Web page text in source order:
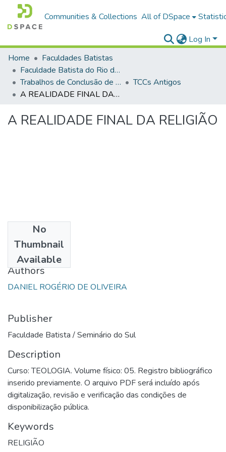
Communities & Collections All of DSpace
Log In
Home
Faculdades Batistas
Faculdade Batista do Rio de Janeiro (FABAT-RJ)
Trabalhos de Conclusão de Curso (TCC)
TCCs Antigos
A REALIDADE FINAL DA RELIGIÃO
A REALIDADE FINAL DA RELIGIÃO
No
Thumbnail
Available
1995
Authors
DANIEL ROGÉRIO DE OLIVEIRA
Publisher
Faculdade Batista / Seminário do Sul
Description
Curso: TEOLOGIA. Volume físico: 05. Registro bibliográfico
inserido previamente. O arquivo PDF será incluído após
digitalização, revisão e verificação das condições de
disponibilização pública.
Keywords
RELIGIÃO